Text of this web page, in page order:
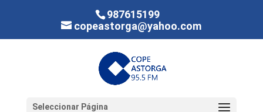
987615199
copeastorga@yahoo.com
Seleccionar Página